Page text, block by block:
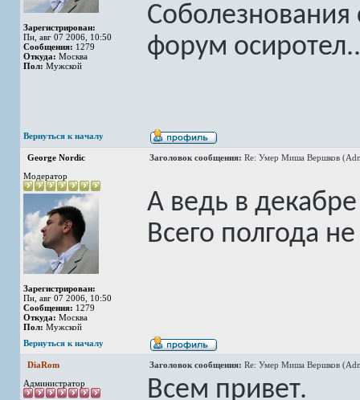
Зарегистрирован:
Пн, авг 07 2006, 10:50
Сообщения: 1279
Откуда: Москва
Пол: Мужской
форум
Вернуться к началу
George Nordic Заголовок сообщения: Re: Умер Миша Вершков
Модератор
Зарегистрирован:
Пн, авг 07 2006, 10:50
Сообщения: 1279
Откуда: Москва
Пол: Мужской
А ведь в
Всего полгода
Вернуться к началу
DiaRom Заголовок сообщения: Re: Умер Миша Вершков
Администратор
Всем привет.